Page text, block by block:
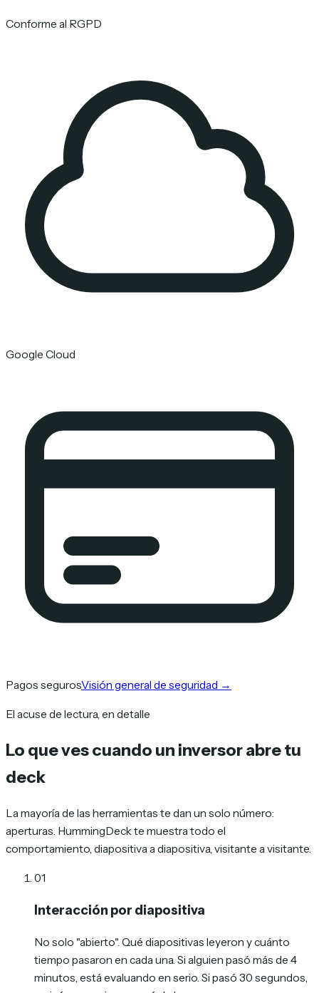
Conforme al RGPD
Google Cloud
Pagos segurosVisión general de seguridad →
El acuse de lectura, en detalle
Lo que ves cuando un inversor abre tu
deck
La mayoría de las herramientas te dan un solo número:
aperturas. HummingDeck te muestra todo el
comportamiento, diapositiva a diapositiva, visitante a visitante.
01
Interacción por diapositiva
No solo "abierto". Qué diapositivas leyeron y cuánto
tiempo pasaron en cada una. Si alguien pasó más de 4
minutos, está evaluando en serio. Si pasó 30 segundos,